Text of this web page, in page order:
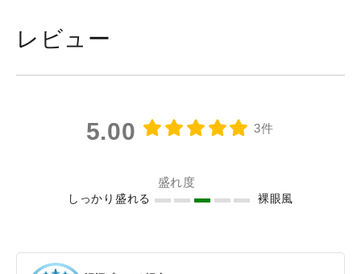
レビュー
5.00 3件
盛れ度
しっかり盛れる 裸眼風